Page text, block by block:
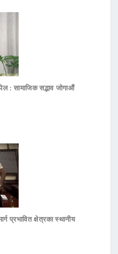
: सामाजिक सद्भाव जोगाऔं
प्रभावित क्षेत्रका स्थानीय